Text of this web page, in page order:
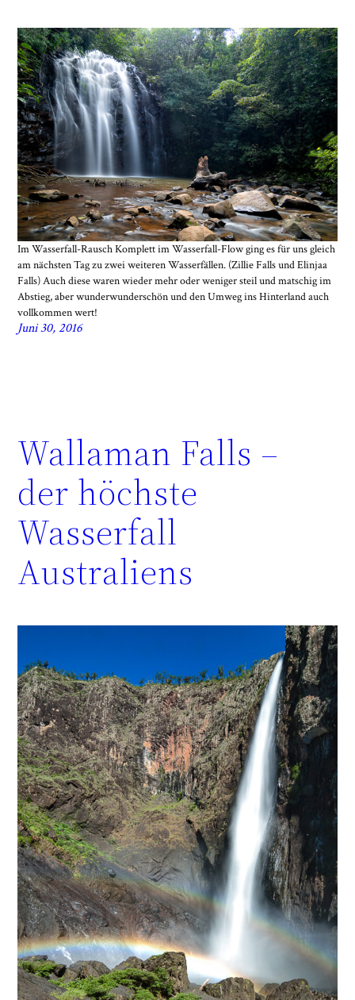
Im Wasserfall-Rausch Komplett im Wasserfall-Flow ging es für uns gleich
am nächsten Tag zu zwei weiteren Wasserfällen. (Zillie Falls und Elinjaa
Falls) Auch diese waren wieder mehr oder weniger steil und matschig im
Abstieg, aber wunderwunderschön und den Umweg ins Hinterland auch
vollkommen wert!
Juni 30, 2016
Wallaman Falls –
der höchste
Wasserfall
Australiens